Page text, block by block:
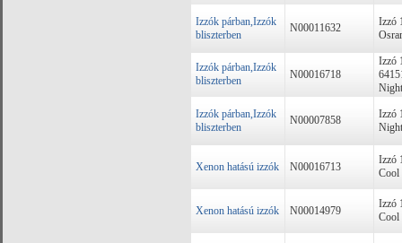
Izzók párban,Izzók
bliszterben
N00011632
Izzó
Izzók párban,Izzók
bliszterben
N00016718
Izzó
Izzók párban,Izzók
bliszterben
N00007858
Izzó
Xenon hatású izzók N00016713
Izzó
Cool
Xenon hatású izzók N00014979
Izzó
Cool